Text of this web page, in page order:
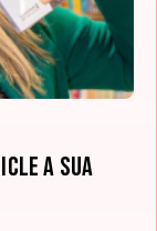
a sua